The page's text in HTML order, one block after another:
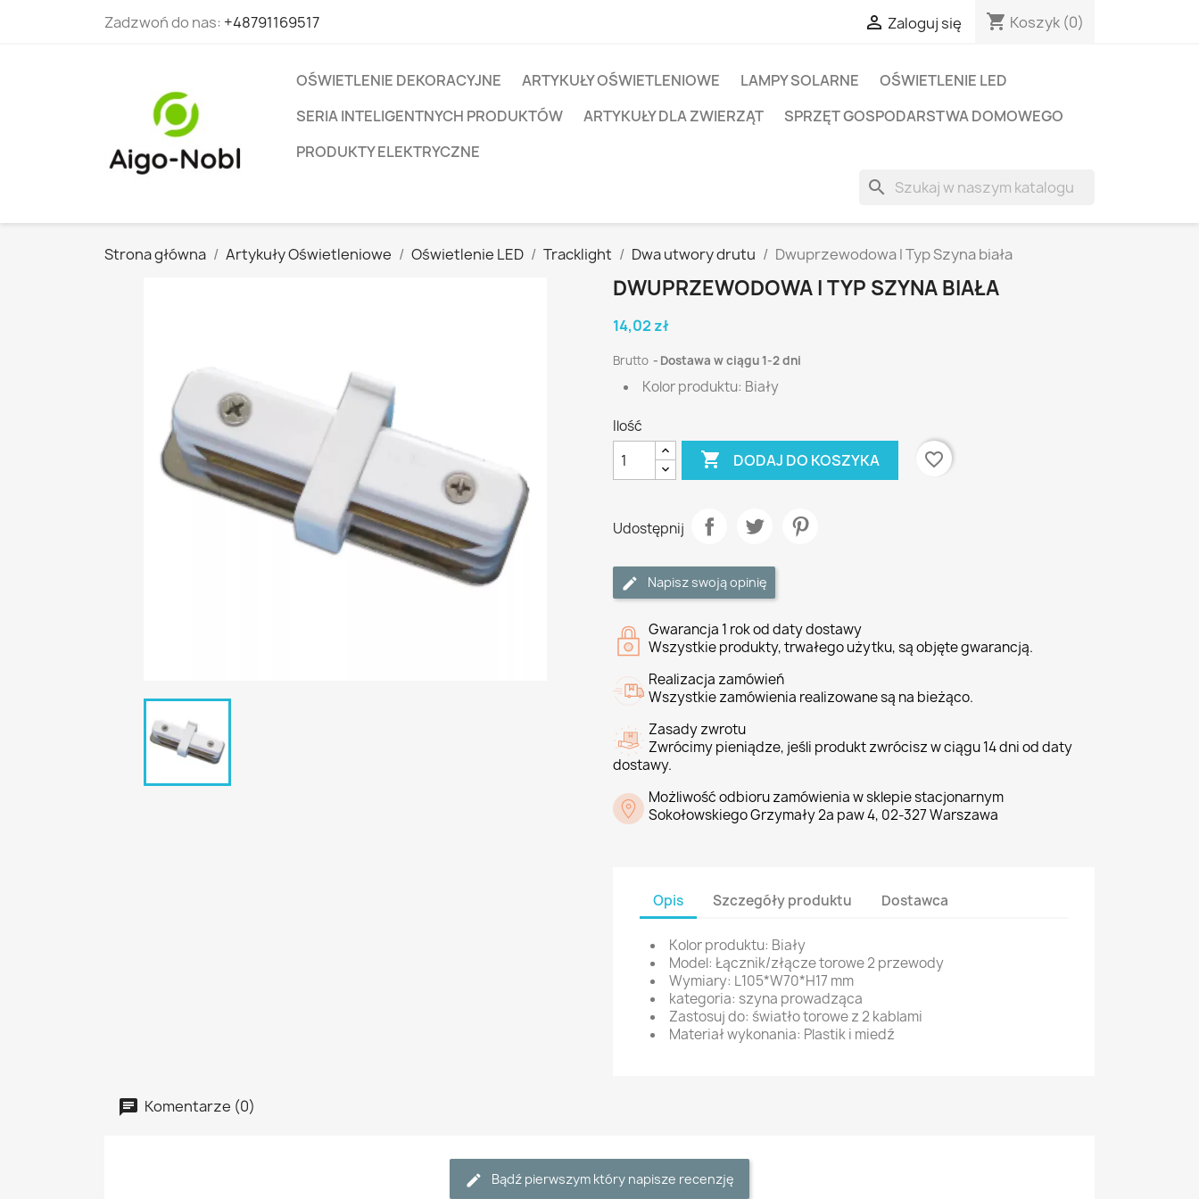
Zadzwoń do nas: +48791169517  Zaloguj się shopping_cart Koszyk (0)
OŚWIETLENIE DEKORACYJNE ARTYKUŁY OŚWIETLENIOWE LAMPY SOLARNE
OŚWIETLENIE LED
SERIA INTELIGENTNYCH PRODUKTÓW
ARTYKUŁY DLA ZWIERZĄT
SPRZĘT GOSPODARSTWA DOMOWEGO
PRODUKTY ELEKTRYCZNE
search
Strona główna Artykuły Oświetleniowe Oświetlenie LED Tracklight Dwa utwory drutu Dwuprzewodowa I Typ Szyna biała
DWUPRZEWODOWA I TYP SZYNA BIAŁA
14,02 zł
Brutto Dostawa w ciągu 1-2 dni
Kolor produktu: Biały
Ilość
 DODAJ DO KOSZYKA favorite_border
Udostępnij
Napisz swoją opinię
Gwarancja 1 rok od daty dostawy
Wszystkie produkty, trwałego użytku, są objęte gwarancją.
Realizacja zamówień
Wszystkie zamówienia realizowane są na bieżąco.
Zasady zwrotu
Zwrócimy pieniądze, jeśli produkt zwrócisz w ciągu 14 dni od daty
dostawy.
Możliwość odbioru zamówienia w sklepie stacjonarnym
Sokołowskiego Grzymały 2a paw 4, 02-327 Warszawa
Opis Szczegóły produktu Dostawca
Kolor produktu: Biały
Model: Łącznik/złącze torowe 2 przewody
Wymiary: L105*W70*H17 mm
kategoria: szyna prowadząca
Zastosuj do: światło torowe z 2 kablami
Materiał wykonania: Plastik i miedź
Komentarze (0)
Bądź pierwszym który napisze recenzję